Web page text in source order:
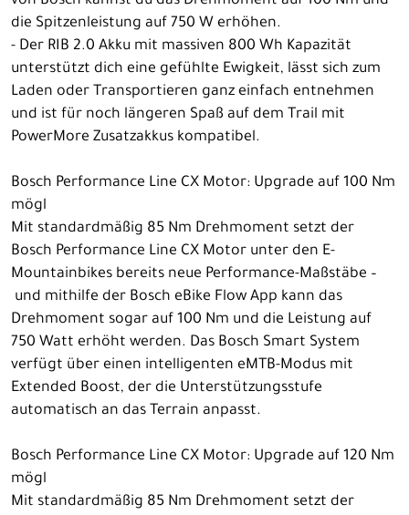
die Spitzenleistung auf 750 W erhöhen.
- Der RIB 2.0 Akku mit massiven 800 Wh Kapazität
unterstützt dich eine gefühlte Ewigkeit, lässt sich zum
Laden oder Transportieren ganz einfach entnehmen
und ist für noch längeren Spaß auf dem Trail mit
PowerMore Zusatzakkus kompatibel.
Bosch Performance Line CX Motor: Upgrade auf 100 Nm
mögl
Mit standardmäßig 85 Nm Drehmoment setzt der
Bosch Performance Line CX Motor unter den E-
Mountainbikes bereits neue Performance-Maßstäbe –
und mithilfe der Bosch eBike Flow App kann das
Drehmoment sogar auf 100 Nm und die Leistung auf
750 Watt erhöht werden. Das Bosch Smart System
verfügt über einen intelligenten eMTB-Modus mit
Extended Boost, der die Unterstützungsstufe
automatisch an das Terrain anpasst.
Bosch Performance Line CX Motor: Upgrade auf 120 Nm
mögl
Mit standardmäßig 85 Nm Drehmoment setzt der